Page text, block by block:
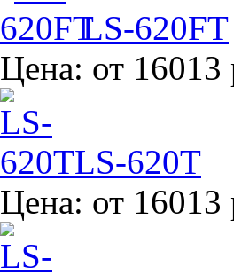
LS-620FT
Цена: от 16013
LS-620T
Цена: от 16013